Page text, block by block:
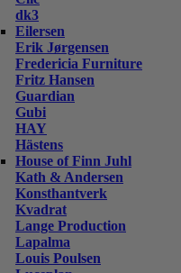
dk3
Eilersen
Erik Jørgensen
Fredericia Furniture
Fritz Hansen
Guardian
Gubi
HAY
Hästens
House of Finn Juhl
Kath & Andersen
Konsthantverk
Kvadrat
Lange Production
Lapalma
Louis Poulsen